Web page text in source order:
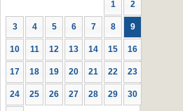
1 2
3 4 5 6 7 8 9
10 11 12 13 14 15 16
17 18 19 20 21 22 23
24 25 26 27 28 29 30